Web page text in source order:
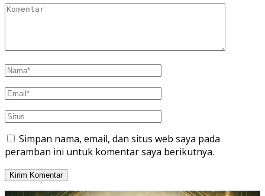
Simpan nama, email, dan situs web saya pada
peramban ini untuk komentar saya berikutnya.